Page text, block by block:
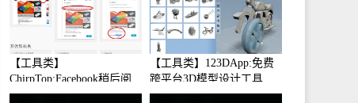
【工具类】
ChirpTop:Facebook稍后阅
读工具
【工具类】123DApp:免费
跨平台3D模型设计工具